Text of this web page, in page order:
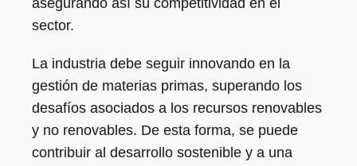
asegurando así su competitividad en el
sector.
La industria debe seguir innovando en la
gestión de materias primas, superando los
desafíos asociados a los recursos renovables
y no renovables. De esta forma, se puede
contribuir al desarrollo sostenible y a una